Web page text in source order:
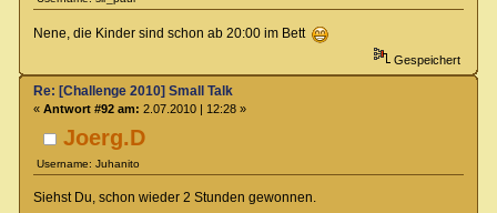
Nene, die Kinder sind schon ab 20:00 im Bett
Gespeichert
Joerg.D
Username: Juhanito
Re: [Challenge 2010] Small Talk
« Antwort #92 am: 2.07.2010 | 12:28 »
Siehst Du, schon wieder 2 Stunden gewonnen.